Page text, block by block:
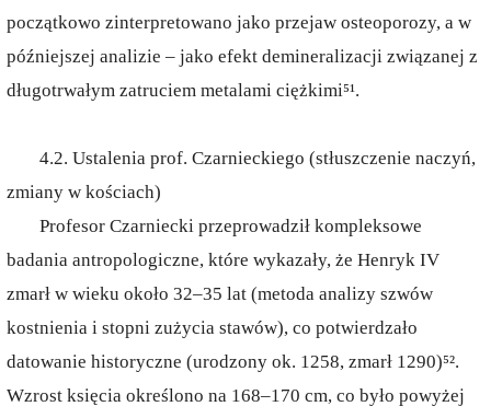
początkowo zinterpretowano jako przejaw osteoporozy, a w
późniejszej analizie – jako efekt demineralizacji związanej z
długotrwałym zatruciem metalami ciężkimi⁵¹.
4.2. Ustalenia prof. Czarnieckiego (stłuszczenie naczyń,
zmiany w kościach)
Profesor Czarniecki przeprowadził kompleksowe
badania antropologiczne, które wykazały, że Henryk IV
zmarł w wieku około 32–35 lat (metoda analizy szwów
kostnienia i stopni zużycia stawów), co potwierdzało
datowanie historyczne (urodzony ok. 1258, zmarł 1290)⁵².
Wzrost księcia określono na 168–170 cm, co było powyżej